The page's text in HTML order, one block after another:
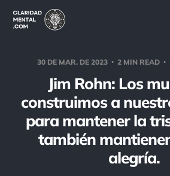
30 DE MAR. DE 2023 2 MIN READ
Jim Rohn: Los
construimos a
para mantener la
también
alegría.